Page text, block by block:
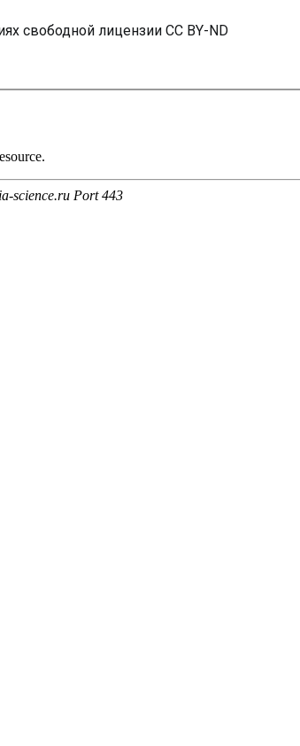
свободной лицензии CC BY-ND